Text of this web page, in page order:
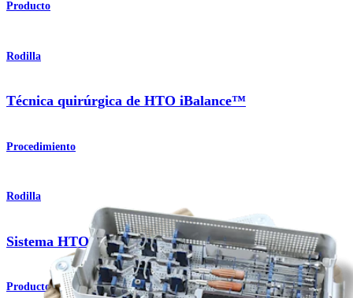
Producto
Rodilla
Técnica quirúrgica de HTO iBalance™
Procedimiento
Rodilla
Sistema HTO iBalance™
Producto